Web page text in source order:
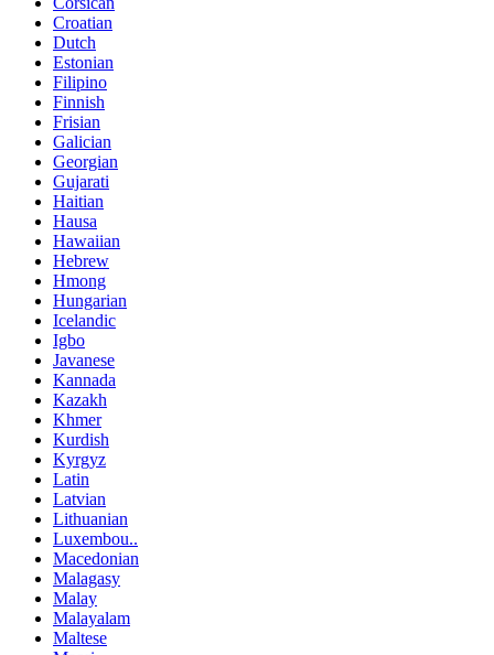
Croatian
Dutch
Estonian
Filipino
Finnish
Frisian
Galician
Georgian
Gujarati
Haitian
Hausa
Hawaiian
Hebrew
Hmong
Hungarian
Icelandic
Igbo
Javanese
Kannada
Kazakh
Khmer
Kurdish
Kyrgyz
Latin
Latvian
Lithuanian
Luxembou..
Macedonian
Malagasy
Malay
Malayalam
Maltese